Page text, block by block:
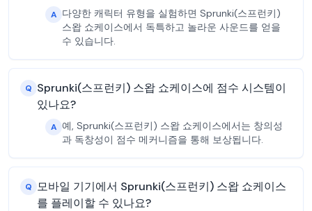
A 다양한 캐릭터 유형을 실험하면 Sprunki(스프런키)
스왑 쇼케이스에서 독특하고 놀라운 사운드를 얻을
수 있습니다.
Q Sprunki(스프런키) 스왑 쇼케이스에 점수 시스템이
있나요?
A 예, Sprunki(스프런키) 스왑 쇼케이스에서는 창의성
과 독창성이 점수 메커니즘을 통해 보상됩니다.
Q 모바일 기기에서 Sprunki(스프런키) 스왑 쇼케이스
를 플레이할 수 있나요?